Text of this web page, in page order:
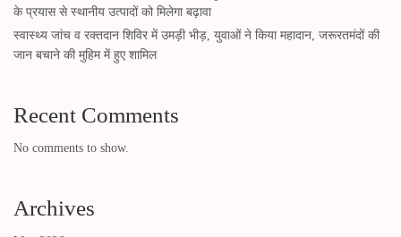
के प्रयास से स्थानीय उत्पादों को मिलेगा बढ़ावा
स्वास्थ्य जांच व रक्तदान शिविर में उमड़ी भीड़, युवाओं ने किया महादान, जरूरतमंदों की
जान बचाने की मुहिम में हुए शामिल
Recent Comments
No comments to show.
Archives